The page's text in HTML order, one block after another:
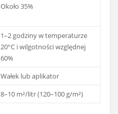
Około 35%
1–2 godziny w temperaturze
20°C i wilgotności względnej
60%
Wałek lub aplikator
8–10 m²/litr (120–100 g/m²)